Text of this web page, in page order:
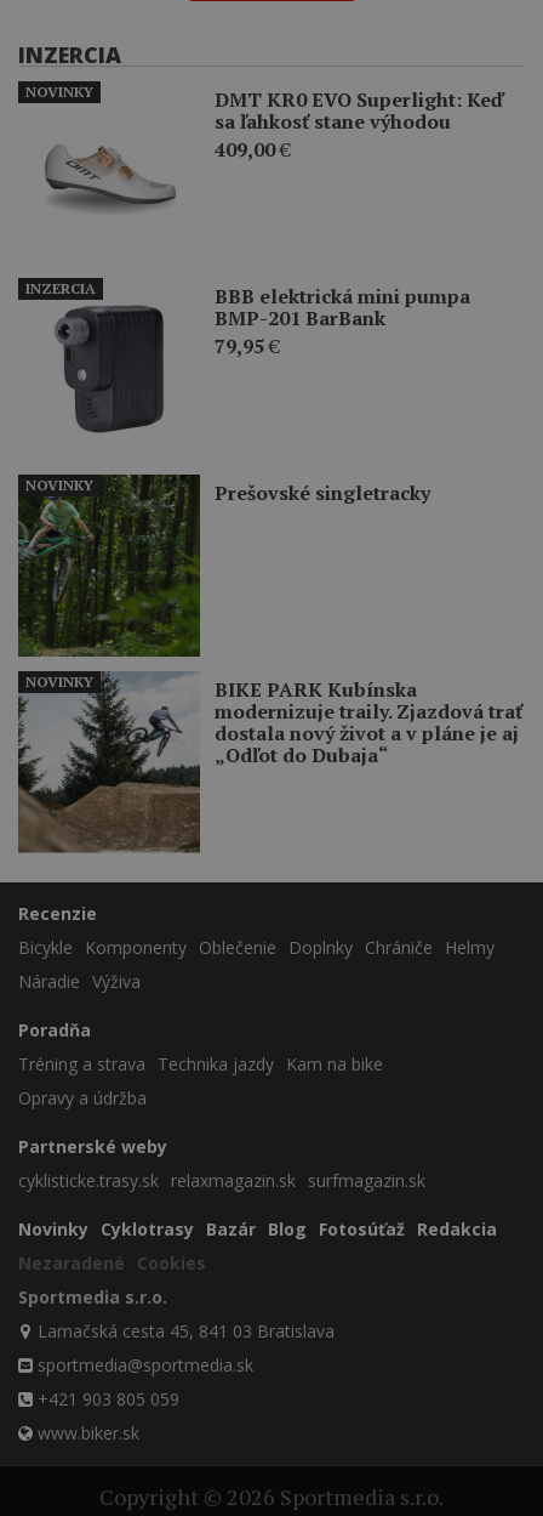
INZERCIA
DMT KR0 EVO Superlight: Keď
sa ľahkosť stane výhodou
409,00€
NOVINKY
BBB elektrická mini pumpa
BMP-201 BarBank
79,95€
INZERCIA
Prešovské singletracky
NOVINKY
BIKE PARK Kubínska
modernizuje traily. Zjazdová trať
dostala nový život a v pláne je aj
„Odľot do Dubaja“
NOVINKY
Recenzie
Bicykle
Komponenty Oblečenie Doplnky Chrániče
Helmy
Náradie Výživa
Poradňa
Tréning a strava
Technika jazdy
Kam na bike
Opravy a údržba
Partnerské weby
cyklisticke.trasy.sk relaxmagazin.sk surfmagazin.sk
Novinky Cyklotrasy Bazár Blog Fotosúťaž Redakcia
Nezaradené
Cookies
Sportmedia s.r.o.
Lamačská cesta 45, 841 03 Bratislava
sportmedia@sportmedia.sk
+421 903 805 059
www.biker.sk
Copyright © 2026 Sportmedia s.r.o.